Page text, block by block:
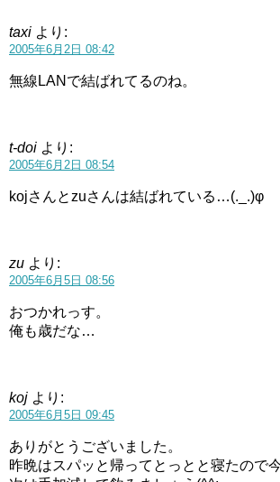
taxi より:
2005年6月2日 08:42
無線LANで結ばれてるのね。
t-doi より:
2005年6月2日 08:54
kojさんとzuさんは結ばれている…(._.)φ
zu より:
2005年6月5日 08:56
おつかれっす。
俺も歳だな…
koj より:
2005年6月5日 09:45
ありがとうございました。
昨晩はスパッと帰ってとっとと寝たので